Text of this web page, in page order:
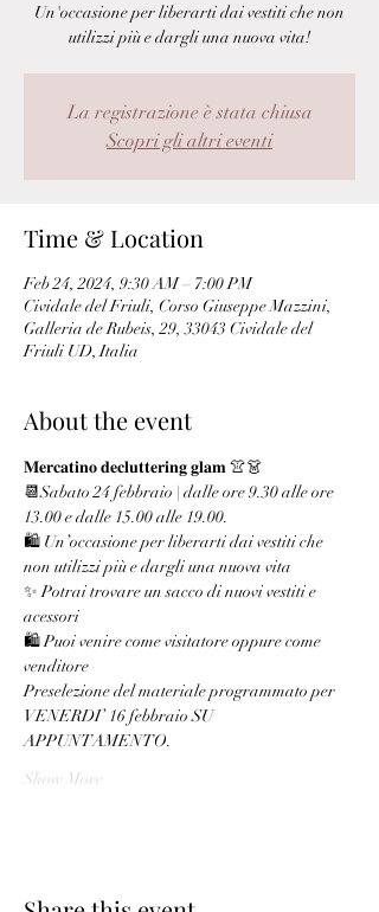
Un'occasione per liberarti dai vestiti che non
utilizzi più e dargli una nuova vita!
La registrazione è stata chiusa
Scopri gli altri eventi
Time & Location
Feb 24, 2024, 9:30 AM – 7:00 PM
Cividale del Friuli, Corso Giuseppe Mazzini,
Galleria de Rubeis, 29, 33043 Cividale del
Friuli UD, Italia
About the event
𝐌𝐞𝐫𝐜𝐚𝐭𝐢𝐧𝐨 𝐝𝐞𝐜𝐥𝐮𝐭𝐭𝐞𝐫𝐢𝐧𝐠 𝐠𝐥𝐚𝐦 👚👗
📆Sabato 24 febbraio | dalle ore 9.30 alle ore
13.00 e dalle 15.00 alle 19.00.
🛍️ Un’occasione per liberarti dai vestiti che
non utilizzi più e dargli una nuova vita
✨ Potrai trovare un sacco di nuovi vestiti e
acessori
🛍️ Puoi venire come visitatore oppure come
venditore
Preselezione del materiale programmato per
VENERDI’ 16 febbraio SU
APPUNTAMENTO.
Show More